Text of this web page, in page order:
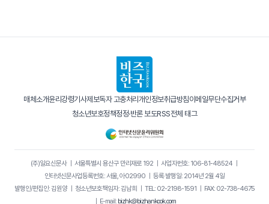
매체소개윤리강령기사제보독자 고충처리 개인정보취급방침이메일무단수집거부
청소년보호정책정정·반론 보도RSS전체 태그
(주)일요신문사｜ 서울특별시 용산구 만리재로 192｜ 사업자번호: 106-81-48524｜
인터넷신문사업등록번호: 서울, 아02990 ｜ 등록·발행일: 2014년 2월 4일
발행인/편집인: 김원양｜ 청소년보호책임자: 김남희 ｜ TEL: 02-2198-1591 ｜ FAX: 02-738-4675
｜ E-mail: bizhk@bizhankook.com